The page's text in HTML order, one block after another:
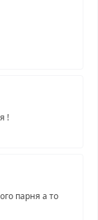
!
парня а то